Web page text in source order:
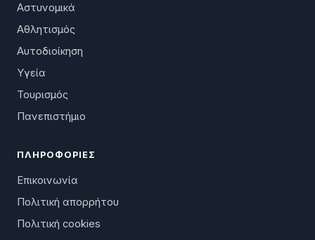
Αστυνομικά
Αθλητισμός
Αυτοδιοίκηση
Υγεία
Τουρισμός
Πανεπιστήμιο
ΠΛΗΡΟΦΟΡΊΕΣ
Επικοινωνία
Πολιτική απορρήτου
Πολιτική cookies